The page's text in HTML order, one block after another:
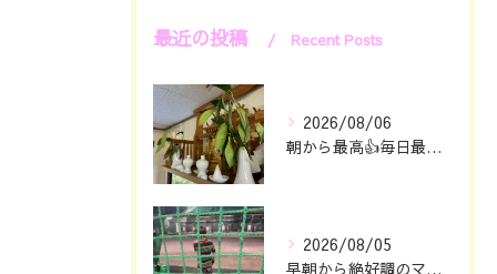
最近の投稿 Recent Posts
2026/08/06
朝から最高👍毎日最幸の😁マツジン社長でございます🤗
2026/08/05
早朝から絶好調のマツジン社長でございます✌️😁